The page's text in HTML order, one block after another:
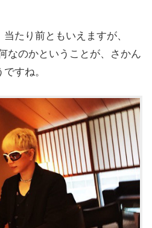
たり前ともいえますが、
なのかということが、さかん
すね。